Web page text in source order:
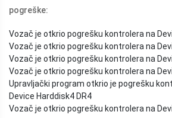
pogreške:
Vozač je otkrio pogrešku kontrolera na
Vozač je otkrio pogrešku kontrolera na
Vozač je otkrio pogrešku kontrolera na
Vozač je otkrio pogrešku kontrolera na
Upravljački program otkrio je pogrešku
Device Harddisk4 DR4
Vozač je otkrio pogrešku kontrolera na